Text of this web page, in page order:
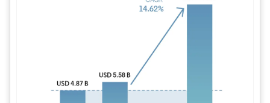
画像 © Mordor Intelligence。再利用には